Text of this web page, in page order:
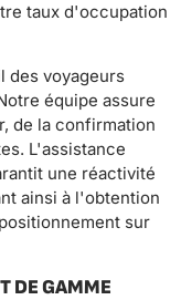
taux d'occupation
des voyageurs
équipe assure
de la confirmation
L'assistance
une réactivité
ainsi à l'obtention
sur
DE GAMME